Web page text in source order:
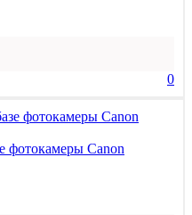
0
фотокамеры Canon